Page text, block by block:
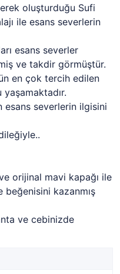
oluşturduğu Sufi
ile esans severlerin
esans severler
ve takdir görmüştür.
en çok tercih edilen
esans severlerin ilgisini
orijinal mavi kapağı ile
beğenisini kazanmış
ve cebinizde